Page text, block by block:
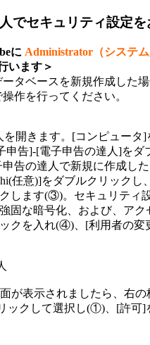
でセキュリティ設定を
に Administrator（システム
います＞
タベースを新規作成した
作を行ってください。
を開きます。[コンピュータ]
申告]-[電子申告の達人]をダ
告の達人で新規に作成し
任意)]をダブルクリックし
します(③)。セキュリティ
固な暗号化、および、アク
クを入れ(④)、[利用者の変
が表示されましたら、右の
ックして選択し(①)、[許可]